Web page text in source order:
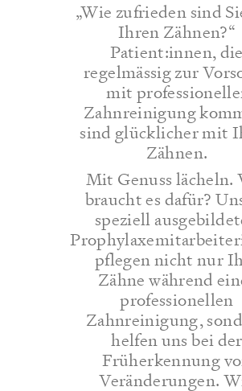
„Wie zufrieden sind
Ihren Zähnen?“
Patient:innen, die
regelmässig zur
mit
Zahnreinigung
sind glücklicher mit
Zähnen.
Mit Genuss lächeln.
braucht es dafür?
speziell
pflegen nicht nur
Zähne während
professionellen
Zahnreinigung,
helfen uns bei der
Früherkennung
Veränderungen.